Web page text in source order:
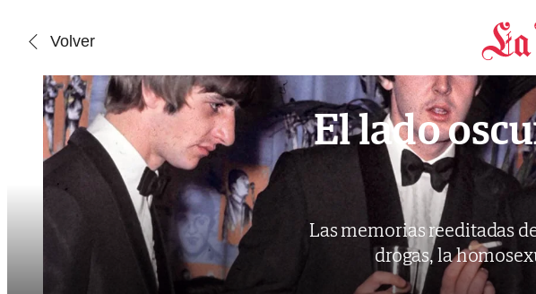
Volver
El lado
Las memorias reeditadas
drogas, la